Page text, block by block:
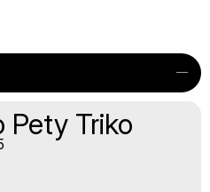
Pety Triko